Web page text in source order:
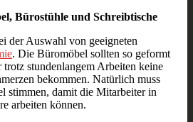
Bürostühle und Schreibtische
der Auswahl von geeigneten
. Die Büromöbel sollten so geformt
trotz stundenlangem Arbeiten keine
bekommen. Natürlich muss
stimmen, damit die Mitarbeiter in
arbeiten können.